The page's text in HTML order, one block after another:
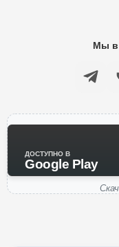
Мы в
ДОСТУПНО В
Google Play